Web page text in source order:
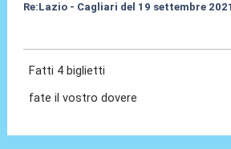
Re:Lazio - Cagliari del 19 settembre 2021
Fatti 4 biglietti
fate il vostro dovere